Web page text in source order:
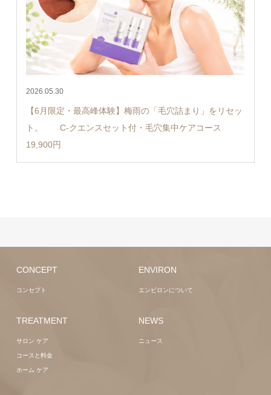
2026.05.30
【6月限定・最高峰体験】梅雨の「毛穴詰まり」をリセッ
ト。 C-クエンスセット付・毛穴集中ケアコース
19,900円
CONCEPT
コンセプト
ENVIRON
エンビロンについて
TREATMENT
サロン ケア
コースと料金
ホーム ケア
NEWS
ニュース